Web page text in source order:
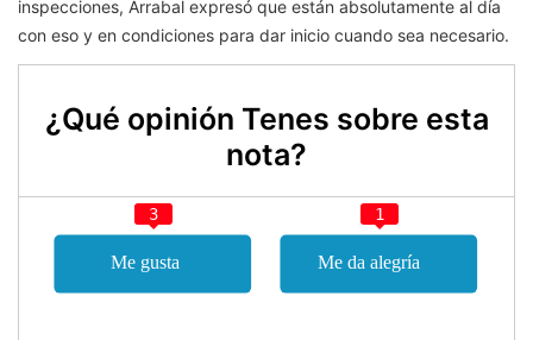
inspecciones, Arrabal expresó que están absolutamente al día
con eso y en condiciones para dar inicio cuando sea necesario.
¿Qué opinión Tenes sobre esta
nota?
3 1